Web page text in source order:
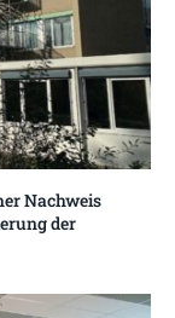
Nachweis
der